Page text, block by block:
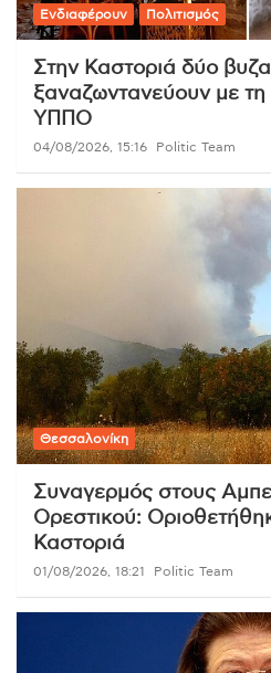
Ενδιαφέρουν Πολιτισμός
Στην Καστοριά δύο
ξαναζωντανεύουν με
ΥΠΠΟ
04/08/2026, 15:16 Politic Team
Θεσσαλονίκη
Συναγερμός στους
Ορεστικού:
Καστοριά
01/08/2026, 18:21 Politic Team